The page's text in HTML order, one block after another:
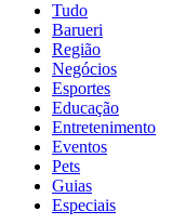
Tudo
Barueri
Região
Negócios
Esportes
Educação
Entretenimento
Eventos
Pets
Guias
Especiais